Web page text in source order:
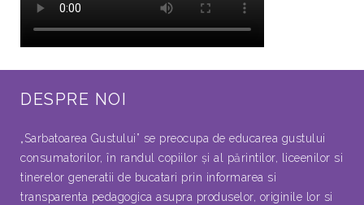
DESPRE NOI
„Sarbatoarea Gustului” se preocupa de educarea gustului
consumatorilor, în randul copiilor şi al părintilor, liceenilor si
tinerelor generatii de bucatari prin informarea si
transparenta pedagogica asupra produselor, originile lor si